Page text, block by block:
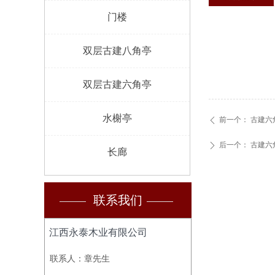
ꄴ 前一个： 古建六
ꄲ 后一个： 古建六
门楼
双层古建八角亭
双层古建六角亭
水榭亭
长廊
联系我们
江西永泰木业有限公司
联系人：章先生